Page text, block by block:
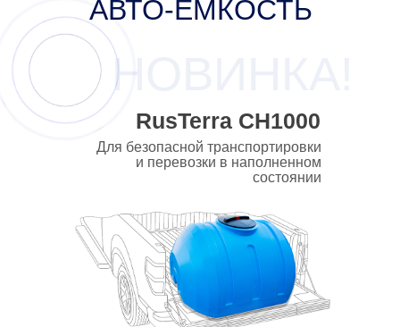
Купить
Подробнее
Специальные пазы для
крепления к транспортному
обеспечивающий безопасность
Объем 1 000 литров для дачных
участков или промышленных
предприятий
КОНСУЛЬТАЦИЯ
СПЕЦИАЛИСТА